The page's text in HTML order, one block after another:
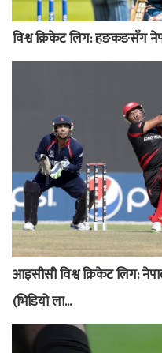
विश्व क्रिकेट लिग: हङकङसँग
आइसीसी विश्व क्रिकेट लिग:
(भिडियो ला...